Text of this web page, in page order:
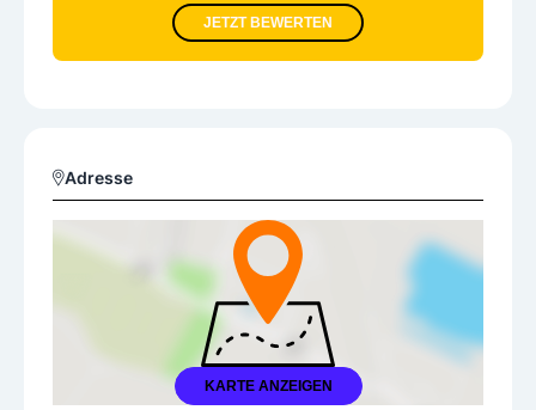
JETZT BEWERTEN
Adresse
KARTE ANZEIGEN